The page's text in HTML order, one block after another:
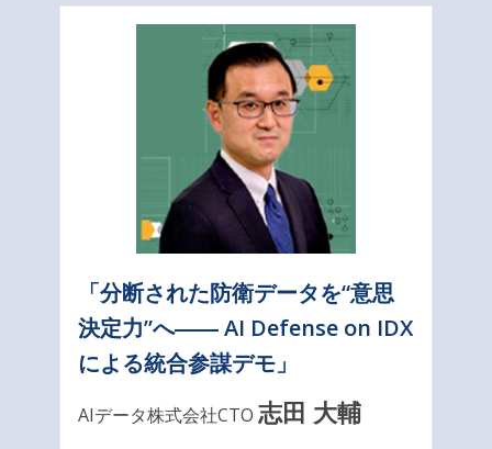
「分断された防衛データを“意思
決定力”へ―― AI Defense on IDX
による統合参謀デモ」
AIデータ株式会社CTO 志田 大輔